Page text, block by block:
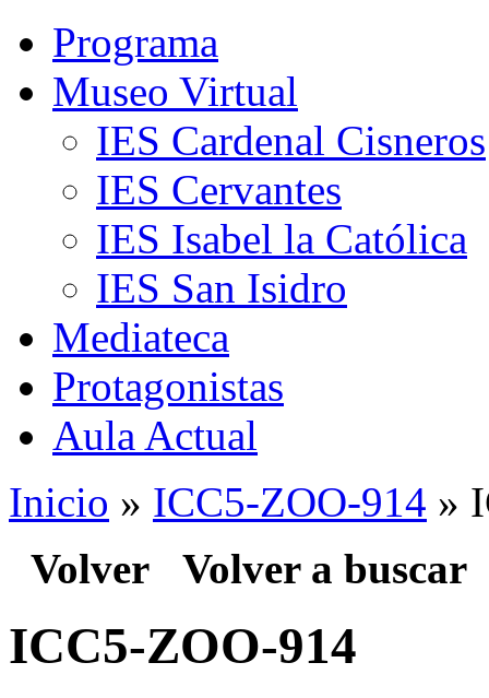
Programa
Museo Virtual
IES Cardenal Cisneros
IES Cervantes
IES Isabel la Católica
IES San Isidro
Mediateca
Protagonistas
Aula Actual
Inicio » ICC5-ZOO-914 »
Volver Volver a buscar
ICC5-ZOO-914